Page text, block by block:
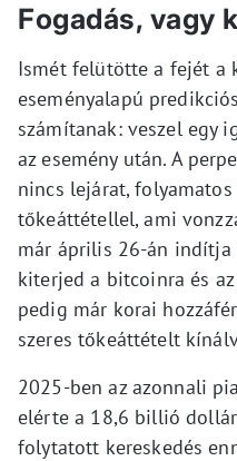
Fogadás, vagy
Ismét felütötte a fejét a
eseményalapú
számítanak: veszel egy
az esemény után. A
nincs lejárat,
tőkeáttétellel, ami
már április 26-án indítja
kiterjed a bitcoinra és
pedig már korai
szeres tőkeáttételt
2025-ben az azonnali
elérte a 18,6 billió
folytatott kereskedés